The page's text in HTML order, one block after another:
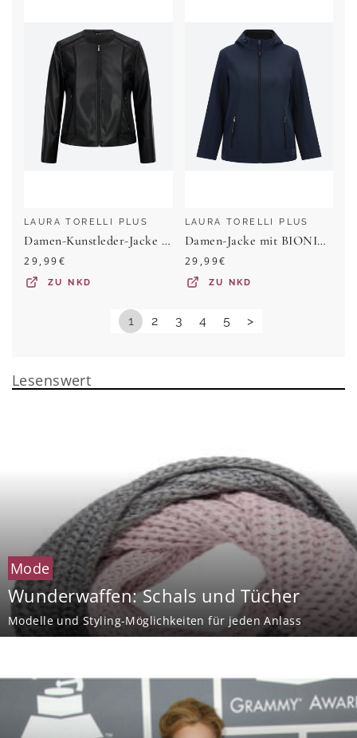
LAURA TORELLI PLUS
Damen-Kunstleder-Jacke mit Reißverschlusstaschen, Große Größen
29,99€
ZU NKD
LAURA TORELLI PLUS
Damen-Jacke mit BIONIC-FINISH® ECO, große Größen
29,99€
ZU NKD
1 2 3 4 5 >
Lesenswert
Mode
Wunderwaffen: Schals und Tücher
Modelle und Styling-Möglichkeiten für jeden Anlass